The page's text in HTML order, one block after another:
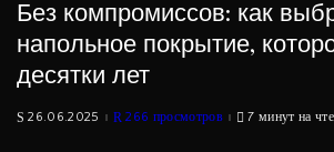
Без компромиссов: как
напольное покрытие,
десятки лет
26.06.2025 266 просмотров 7 минут на